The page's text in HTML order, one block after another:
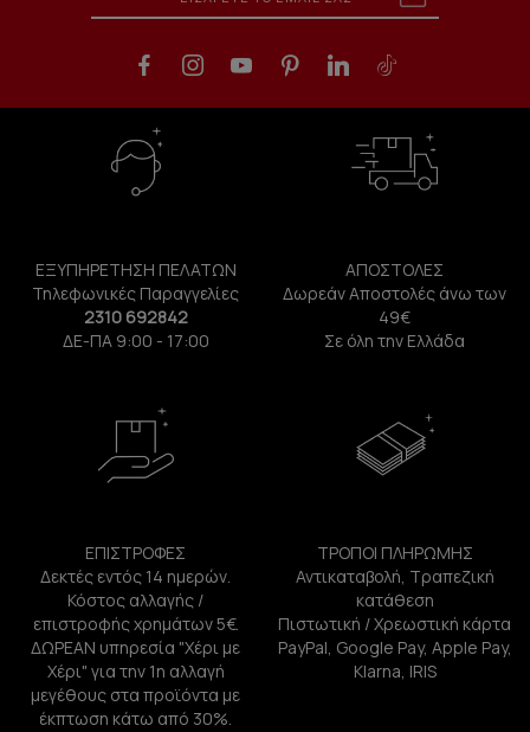
ΕΞΥΠΗΡΕΤΗΣΗ ΠΕΛΑΤΩΝ
Τηλεφωνικές Παραγγελίες
2310 692842
ΔΕ-ΠΑ 9:00 - 17:00
ΑΠΟΣΤΟΛΕΣ
Δωρεάν Αποστολές άνω των
49€
Σε όλη την Ελλάδα
ΕΠΙΣΤΡΟΦΕΣ
Δεκτές εντός 14 ημερών.
Κόστος αλλαγής /
επιστροφής χρημάτων 5€.
ΔΩΡΕΑΝ υπηρεσία "Χέρι με
Χέρι" για την 1η αλλαγή
μεγέθους στα προϊόντα με
έκπτωση κάτω από 30%.
ΤΡΟΠΟΙ ΠΛΗΡΩΜΗΣ
Αντικαταβολή, Τραπεζική
κατάθεση
Πιστωτική / Χρεωστική κάρτα
PayPal, Google Pay, Apple Pay,
Klarna, IRIS